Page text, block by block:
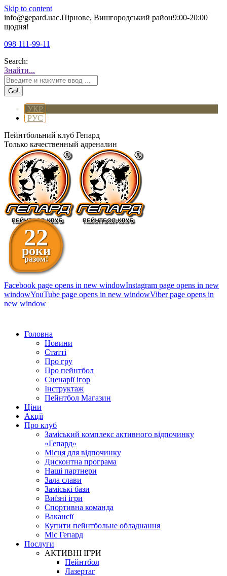
Skip to content
info@gepard.uaс.Пірнове, Вишгородський район9:00-20:00
щодня!
098 111-99-11
Search:
Знайти...
УКР
РУС
Пейнтбольний клуб Гепард
Только качественный адреналин
22
роки
разом!
Facebook page opens in new windowInstagram page opens in new
windowYouTube page opens in new windowViber page opens in
new window
Головна
Новини
Статті
Про гру
Про пейнтбол
Сценарії ігор
Інструктаж
Пейнтбол Магазин
Ціни
Акції
Про клуб
Заміський комплекс активного відпочинку
«Гепард»
Місця для відпочинку
Дисконтна програма
Наші партнери
Зала слави
Заміські бази
Виїзні ігри
Спортивна команда
Вакансії
Купити пейнтбольне обладнання
Міс Гепард
Послуги
АКТИВНІ ІГРИ
Пейнтбол
Лазертаг